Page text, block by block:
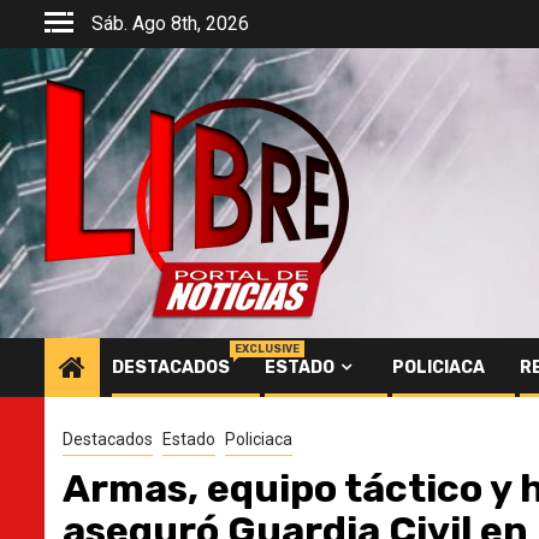
Saltar
contenido
Sáb. Ago 8th, 2026
DESTACADOS
EXCLUSIVE
ESTADO POLICIACA
Destacados Estado Policiaca
Armas, equipo táctico y